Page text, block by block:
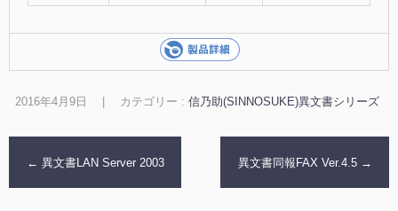
2016年4月9日 カテゴリー : 信乃助(SINNOSUKE)異文書シリーズ
← 異文書LAN Server 2003 異文書同報FAX Ver.4.5 →